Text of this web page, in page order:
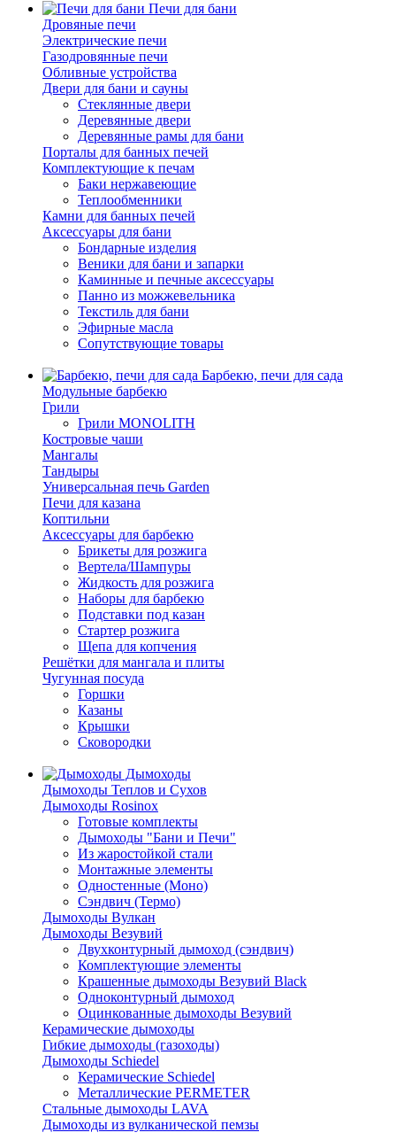
Печи для бани
Дровяные печи
Электрические печи
Газодровянные печи
Обливные устройства
Двери для бани и сауны
Стеклянные двери
Деревянные двери
Деревянные рамы для бани
Порталы для банных печей
Комплектующие к печам
Баки нержавеющие
Теплообменники
Камни для банных печей
Аксессуары для бани
Бондарные изделия
Веники для бани и запарки
Каминные и печные аксессуары
Панно из можжевельника
Текстиль для бани
Эфирные масла
Сопутствующие товары
Барбекю, печи для сада
Модульные барбекю
Грили
Грили MONOLITH
Костровые чаши
Мангалы
Тандыры
Универсальная печь Garden
Печи для казана
Коптильни
Аксессуары для барбекю
Брикеты для розжига
Вертела/Шампуры
Жидкость для розжига
Наборы для барбекю
Подставки под казан
Стартер розжига
Щепа для копчения
Решётки для мангала и плиты
Чугунная посуда
Горшки
Казаны
Крышки
Сковородки
Дымоходы
Дымоходы Теплов и Сухов
Дымоходы Rosinox
Готовые комплекты
Дымоходы "Бани и Печи"
Из жаростойкой стали
Монтажные элементы
Одностенные (Моно)
Сэндвич (Термо)
Дымоходы Вулкан
Дымоходы Везувий
Двухконтурный дымоход (сэндвич)
Комплектующие элементы
Крашенные дымоходы Везувий Black
Одноконтурный дымоход
Оцинкованные дымоходы Везувий
Керамические дымоходы
Гибкие дымоходы (газоходы)
Дымоходы Schiedel
Керамические Schiedel
Металлические PERMETER
Стальные дымоходы LAVA
Дымоходы из вулканической пемзы